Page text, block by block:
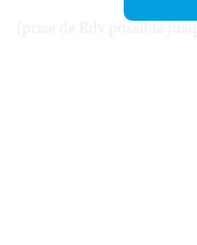
(prise de Rdv possible